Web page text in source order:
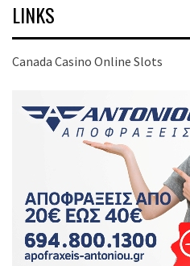
LINKS
Canada Casino Online Slots